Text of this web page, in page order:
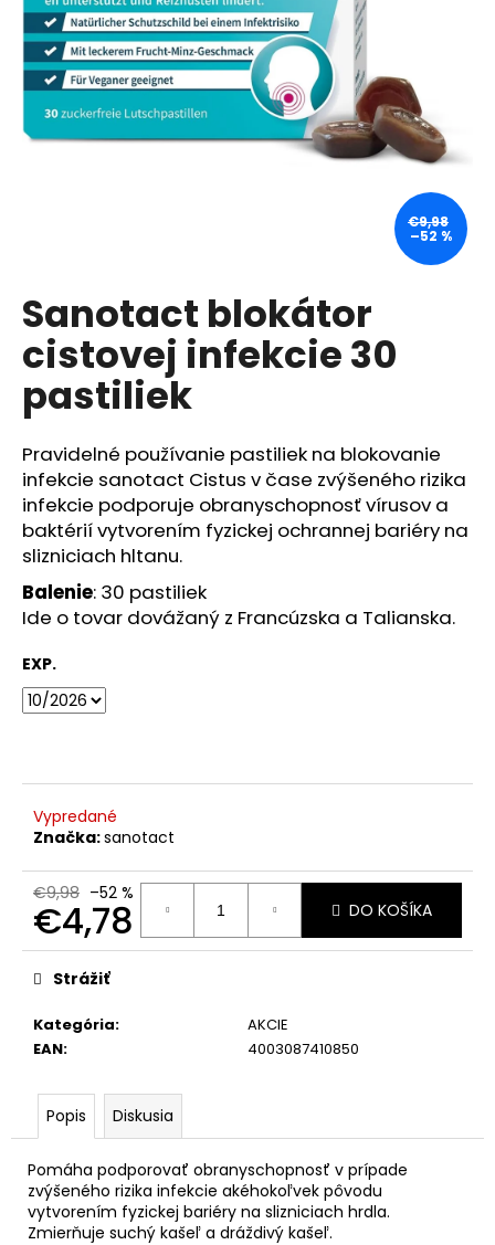
Sanotact blokátor
cistovej infekcie 30
pastiliek
Pravidelné používanie pastiliek na blokovanie
infekcie sanotact Cistus v čase zvýšeného rizika
infekcie podporuje obranyschopnosť vírusov a
baktérií vytvorením fyzickej ochrannej bariéry na
slizniciach hltanu.
Balenie: 30 pastiliek
Ide o tovar dovážaný z Francúzska a Talianska.
EXP.
Vypredané
Značka:sanotact
€9,98 –52 %
€4,78
Jednotková
cena:
DO KOŠÍKA
Kategória:
AKCIE
EAN: 4003087410850
Strážiť
€9,98
–52 %
Popis Diskusia
Pomáha podporovať obranyschopnosť v prípade
zvýšeného rizika infekcie akéhokoľvek pôvodu
vytvorením fyzickej bariéry na slizniciach hrdla.
Zmierňuje suchý kašeľ a dráždivý kašeľ.
á
j
s
?
O
d
p
o
r
ú
č
a
m
e
VLASY,
NECHTY
A
PLEŤ
PRÍCHUŤ
MALINA
120
TABLIET
€2
Pôvodne:
€20